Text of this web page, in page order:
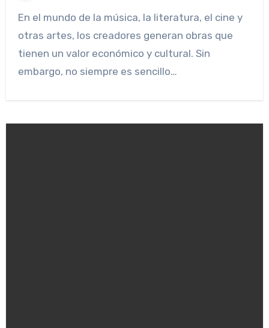
En el mundo de la música, la literatura, el cine y
otras artes, los creadores generan obras que
tienen un valor económico y cultural. Sin
embargo, no siempre es sencillo…